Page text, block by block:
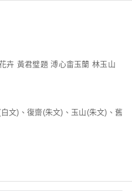
卉 黃君璧題 溥心畬玉蘭 林玉山
文)、復齋(朱文)、玉山(朱文)、舊